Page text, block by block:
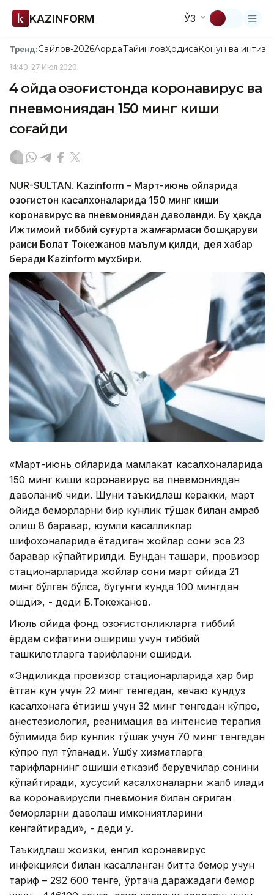
KAZINFORM ЎЗ
Тренд:Сайлов-2026АқордаТайинловҲодисаҚонун ва
14:40, 27 Июл 2020
4 ойда Қозоғистонда коронавирус ва
пневмониядан 150 минг киши
соғайди
NUR-SULTAN. Kazinform – Март-июнь ойларида
Қозоғистон касалхоналарида 150 минг киши
коронавирус ва пневмониядан даволанди. Бу ҳақда
Ижтимоий тиббий суғурта жамғармаси бошқаруви
раиси Болат Токежанов маълум қилди, дея хабар
беради Kazinform мухбири.
«Март-июнь ойларида мамлакат касалхоналарида
150 минг киши коронавирус ва пневмониядан
даволаниб чиқди. Шуни таъкидлаш керакки, март
ойида беморларни бир кунлик тўшак билан қамраб
олиш 8 баравар, юқумли касалликлар
шифохоналарида ётадиган жойлар сони эса 23
баравар кўпайтирилди. Бундан ташқари, провизор
стационарларида жойлар сони март ойида 21
минг бўлган бўлса, бугунги кунда 100 мингдан
ошди», - деди Б.Токежанов.
Июль ойида фонд қозоғистонликларга тиббий
ёрдам сифатини ошириш учун тиббий
ташкилотларга тарифларни оширди.
«Эндиликда провизор стационарларида ҳар бир
ётган кун учун 22 минг тенгедан, кечаю кундуз
касалхонага ётқизиш учун 32 минг тенгедан кўпроқ,
анестезиология, реанимация ва интенсив терапия
бўлимида бир кунлик тўшак учун 70 минг тенгедан
кўпроқ пул тўланади. Ушбу хизматларга
тарифларнинг ошиши етказиб берувчилар сонини
кўпайтиради, хусусий касалхоналарни жалб қилади
ва коронавирусли пневмония билан оғриган
беморларни даволаш имкониятларини
кенгайтиради», - деди у.
Таъкидлаш жоизки, енгил коронавирус
инфекцияси билан касалланган битта бемор учун
тариф – 292 600 тенге, ўртача даражадаги бемор